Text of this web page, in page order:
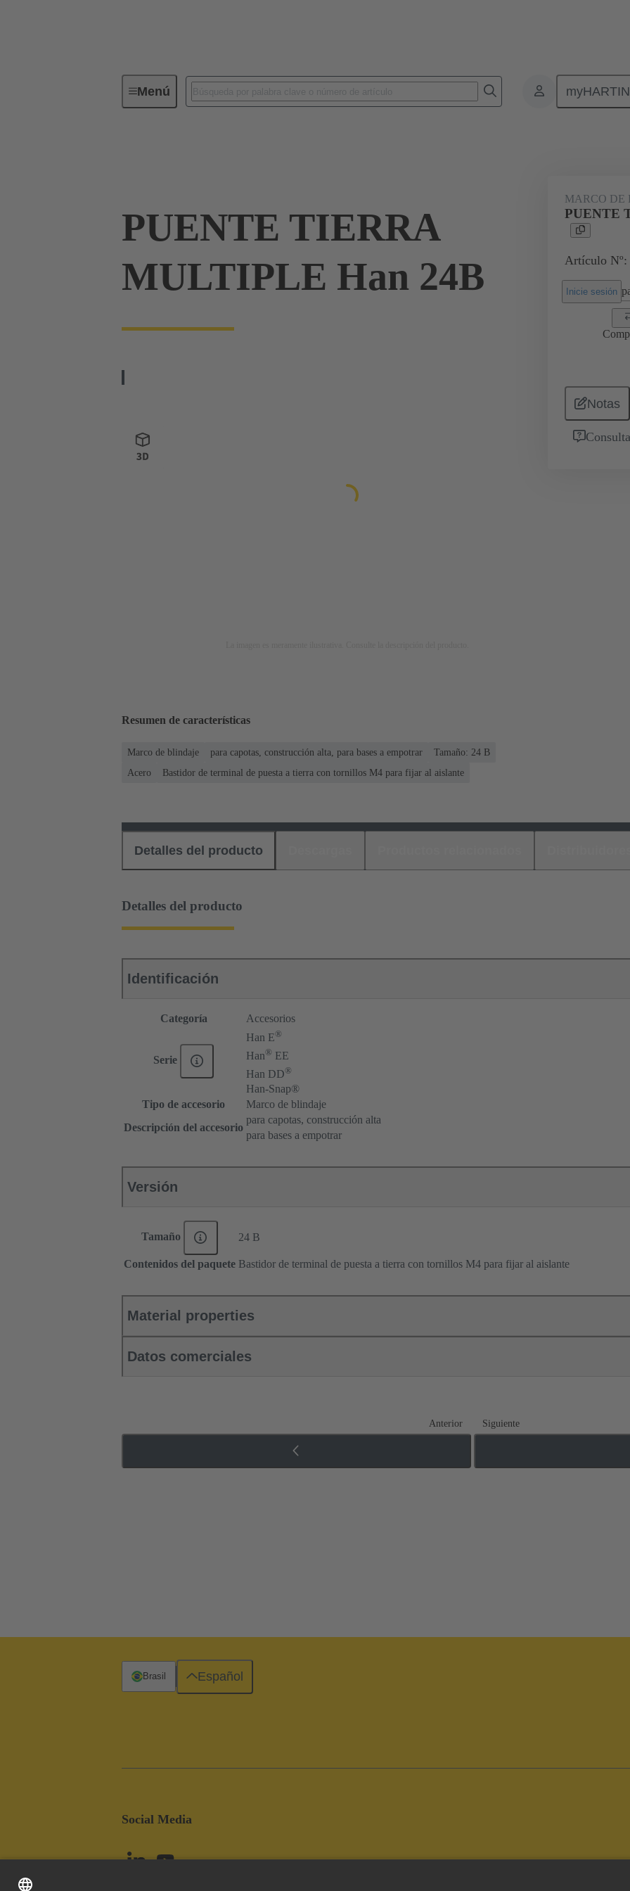
MenúConectores industriales / Han® Accesorios Bastidor de
PUENTE TIERRA
MULTIPLE Han 24B
MARCO DE
PUENTE
Artículo Nº:
Inicie sesión
Notas
Resumen de características
Marco de blindaje para capotas, construcción alta, para bases a empotrar
Tamaño: 24 B
Acero
Bastidor de terminal de puesta a tierra con tornillos M4 para fijar al aislante
Detalles del producto
Detalles del producto
Identificación
Categoría Accesorios
Serie
Han E®
Han® EE
Han DD®
Han-Snap®
Tipo de accesorio
Marco de blindaje
Descripción del accesorio
para capotas, construcción alta
para bases a empotrar
Versión
Tamaño 24 B
Contenidos del paquete Bastidor de terminal de puesta a tierra con tornillos M4 para fijar al aislante
Material properties
Datos comerciales
Anterior Siguiente
Social Media
Brasil Español